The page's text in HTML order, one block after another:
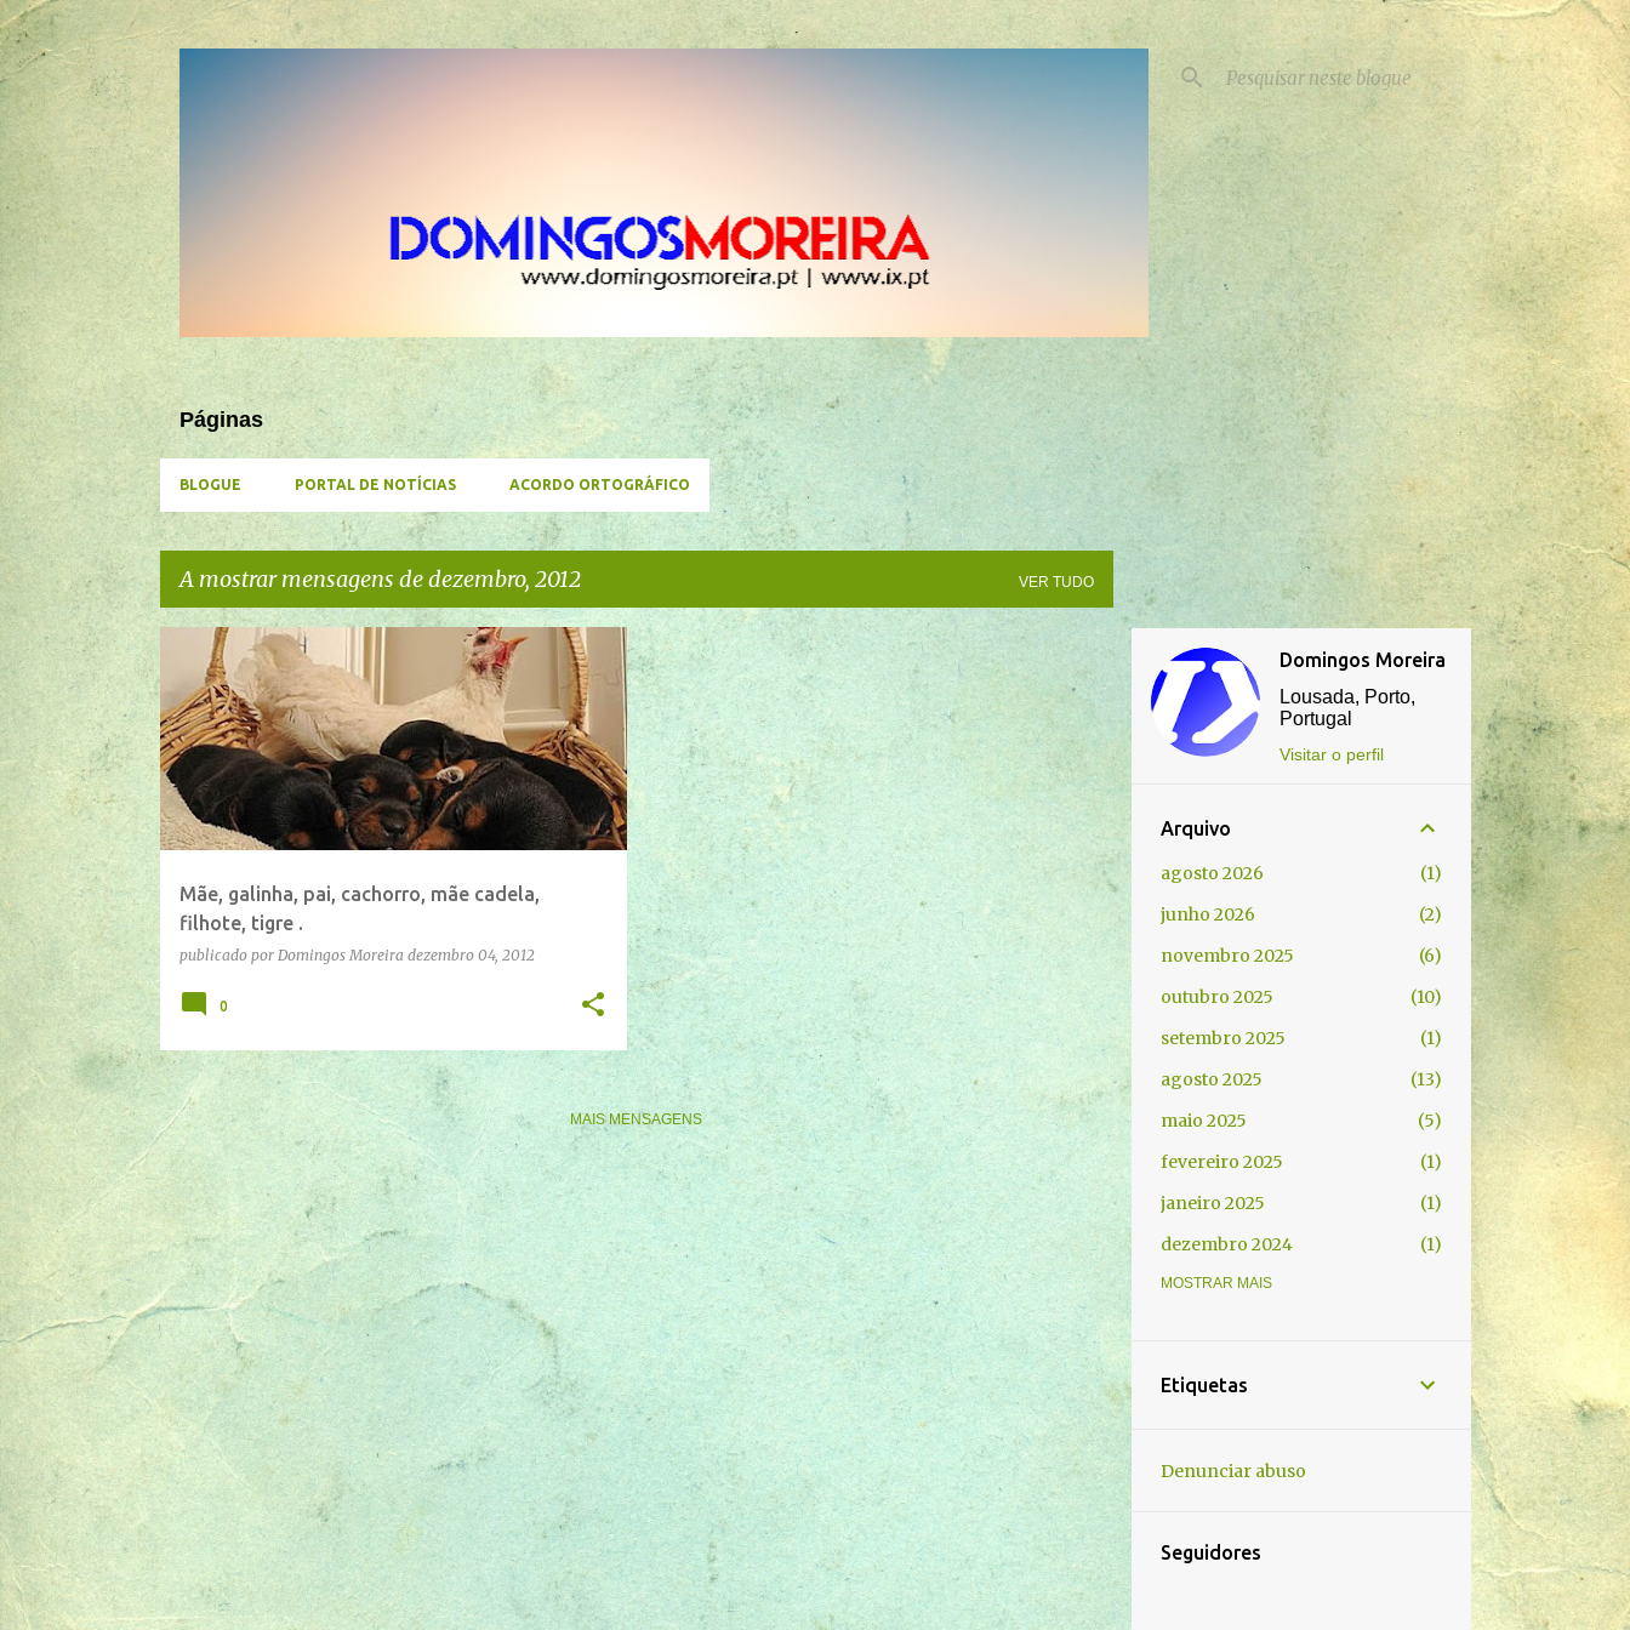
Avançar para o conteúdo principal
Páginas
BLOGUE PORTAL DE NOTÍCIAS ACORDO ORTOGRÁFICO
A mostrar mensagens de dezembro, 2012 VER TUDO
e
n
s
a
g
Mãe, galinha, pai, cachorro, mãe cadela,
filhote, tigre .
publicado por Domingos Moreira dezembro 04, 2012
0
MAIS MENSAGENS
Domingos Moreira
Lousada, Porto,
Portugal
Visitar o perfil
Arquivo
agosto 2026
1
junho 2026
2
novembro 2025
6
outubro 2025
10
setembro 2025
1
agosto 2025
13
maio 2025
5
fevereiro 2025
1
janeiro 2025
1
dezembro 2024
1
novembro 2024
MOSTRAR MAIS
Etiquetas
Denunciar abuso
Seguidores